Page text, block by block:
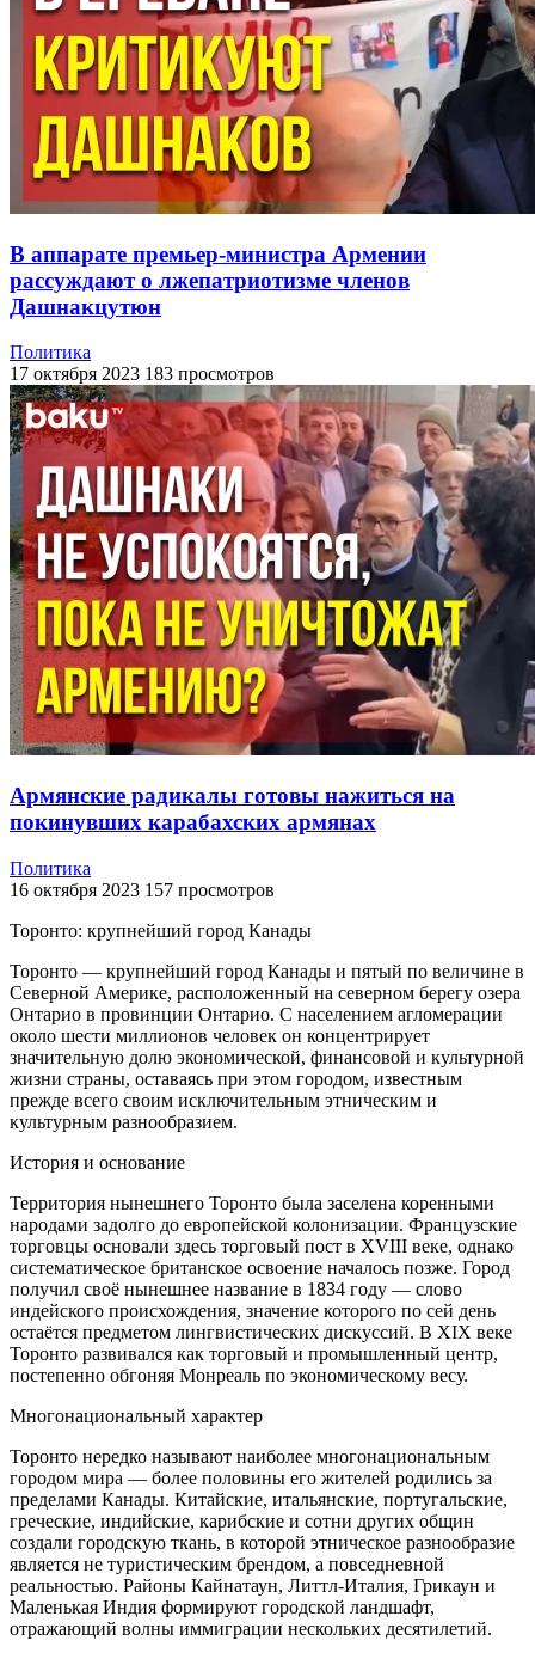
В аппарате премьер-министра Армении
рассуждают о лжепатриотизме членов
Дашнакцутюн
Политика
17 октября 2023 183 просмотров
Армянские радикалы готовы нажиться на
покинувших карабахских армянах
Политика
16 октября 2023 157 просмотров
Торонто: крупнейший город Канады
Торонто — крупнейший город Канады и пятый по величине в
Северной Америке, расположенный на северном берегу озера
Онтарио в провинции Онтарио. С населением агломерации
около шести миллионов человек он концентрирует
значительную долю экономической, финансовой и культурной
жизни страны, оставаясь при этом городом, известным
прежде всего своим исключительным этническим и
культурным разнообразием.
История и основание
Территория нынешнего Торонто была заселена коренными
народами задолго до европейской колонизации. Французские
торговцы основали здесь торговый пост в XVIII веке, однако
систематическое британское освоение началось позже. Город
получил своё нынешнее название в 1834 году — слово
индейского происхождения, значение которого по сей день
остаётся предметом лингвистических дискуссий. В XIX веке
Торонто развивался как торговый и промышленный центр,
постепенно обгоняя Монреаль по экономическому весу.
Многонациональный характер
Торонто нередко называют наиболее многонациональным
городом мира — более половины его жителей родились за
пределами Канады. Китайские, итальянские, португальские,
греческие, индийские, карибские и сотни других общин
создали городскую ткань, в которой этническое разнообразие
является не туристическим брендом, а повседневной
реальностью. Районы Кайнатаун, Литтл-Италия, Грикаун и
Маленькая Индия формируют городской ландшафт,
отражающий волны иммиграции нескольких десятилетий.